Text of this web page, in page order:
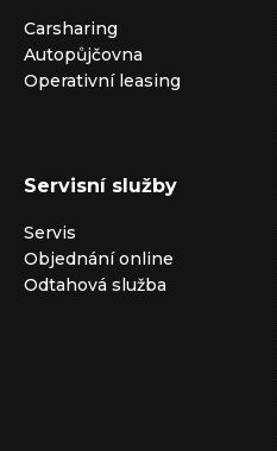
Carsharing
Autopůjčovna
Operativní leasing
Servisní služby
Servis
Objednání online
Odtahová služba